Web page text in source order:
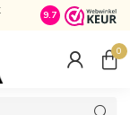
9.7
0